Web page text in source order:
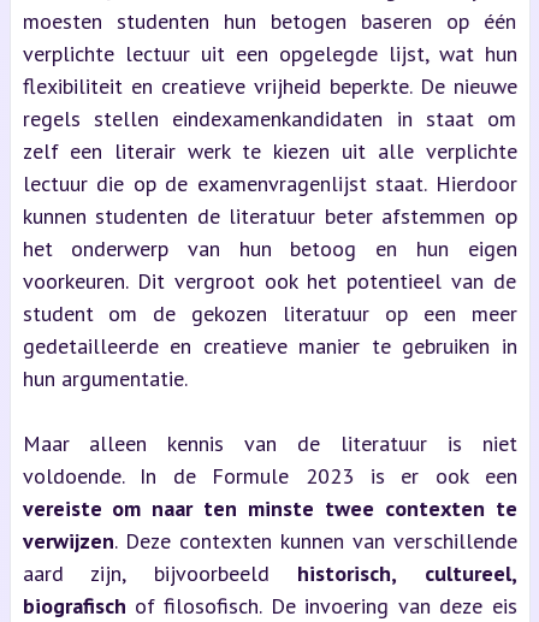
moesten studenten hun betogen baseren op één
verplichte lectuur uit een opgelegde lijst, wat hun
flexibiliteit en creatieve vrijheid beperkte. De nieuwe
regels stellen eindexamenkandidaten in staat om
zelf een literair werk te kiezen uit alle verplichte
lectuur die op de examenvragenlijst staat. Hierdoor
kunnen studenten de literatuur beter afstemmen op
het onderwerp van hun betoog en hun eigen
voorkeuren. Dit vergroot ook het potentieel van de
student om de gekozen literatuur op een meer
gedetailleerde en creatieve manier te gebruiken in
hun argumentatie.
Maar alleen kennis van de literatuur is niet
voldoende. In de Formule 2023 is er ook een
vereiste om naar ten minste twee contexten te
verwijzen. Deze contexten kunnen van verschillende
aard zijn, bijvoorbeeld historisch, cultureel,
biografisch of filosofisch. De invoering van deze eis